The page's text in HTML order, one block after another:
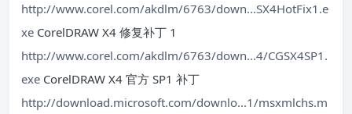
http://www.corel.com/akdlm/6763/down...SX4HotFix1.e
xe CorelDRAW X4 修复补丁 1
http://www.corel.com/akdlm/6763/down...4/CGSX4SP1.
exe CorelDRAW X4 官方 SP1 补丁
http://download.microsoft.com/downlo...1/msxmlchs.m